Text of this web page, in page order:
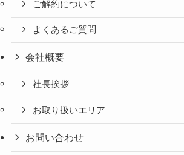
ご解約について
よくあるご質問
会社概要
社長挨拶
お取り扱いエリア
お問い合わせ